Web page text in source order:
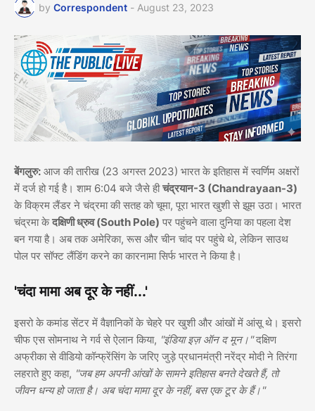
by Correspondent - August 23, 2023
बेंगलुरु: आज की तारीख (23 अगस्त 2023) भारत के इतिहास में स्वर्णिम अक्षरों
में दर्ज हो गई है। शाम 6:04 बजे जैसे हीचंद्रयान-3 (Chandrayaan-3)
के विक्रम लैंडर ने चंद्रमा की सतह को चूमा, पूरा भारत खुशी से झूम उठा। भारत
चंद्रमा केदक्षिणी ध्रुव (South Pole) पर पहुंचने वाला दुनिया का पहला देश
बन गया है। अब तक अमेरिका, रूस और चीन चांद पर पहुंचे थे, लेकिन साउथ
पोल पर सॉफ्ट लैंडिंग करने का कारनामा सिर्फ भारत ने किया है।
'चंदा मामा अब दूर के नहीं...'
इसरो के कमांड सेंटर में वैज्ञानिकों के चेहरे पर खुशी और आंखों में आंसू थे। इसरो
चीफ एस सोमनाथ ने गर्व से ऐलान किया, "इंडिया इज़ ऑन द मून।"दक्षिण
अफ्रीका से वीडियो कॉन्फ्रेंसिंग के जरिए जुड़े प्रधानमंत्री नरेंद्र मोदी ने तिरंगा
लहराते हुए कहा, "जब हम अपनी आंखों के सामने इतिहास बनते देखते हैं, तो
जीवन धन्य हो जाता है। अब चंदा मामा दूर के नहीं, बस एक टूर के हैं।"